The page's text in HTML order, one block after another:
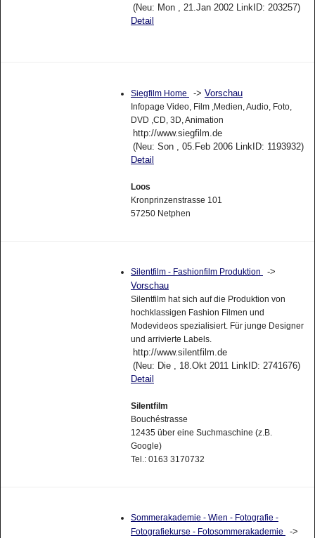
(Neu: Mon , 21.Jan 2002 LinkID: 203257)
Detail
Siegfilm Home -> Vorschau
Infopage Video, Film ,Medien, Audio, Foto,
DVD ,CD, 3D, Animation
http://www.siegfilm.de
(Neu: Son , 05.Feb 2006 LinkID: 1193932)
Detail
Loos
Kronprinzenstrasse 101
57250 Netphen
Silentfilm - Fashionfilm Produktion
->
Vorschau
Silentfilm hat sich auf die Produktion von
hochklassigen Fashion Filmen und
Modevideos spezialisiert. Für junge Designer
und arrivierte Labels.
http://www.silentfilm.de
(Neu: Die , 18.Okt 2011 LinkID: 2741676)
Detail
Silentfilm
Bouchéstrasse
12435 über eine Suchmaschine (z.B.
Google)
Tel.: 0163 3170732
Sommerakademie - Wien - Fotografie -
Fotografiekurse - Fotosommerakademie
->